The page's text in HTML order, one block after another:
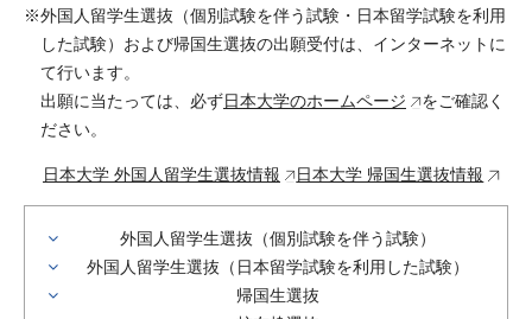
外国人留学生選抜（個別試験を伴う試験・日本留学試験を利用
した試験）および帰国生選抜の出願受付は、インターネットに
て行います。
出願に当たっては、必ず日本大学のホームページ
をご確認く
ださい。
日本大学 外国人留学生選抜情報 日本大学 帰国生選抜情報
外国人留学生選抜（個別試験を伴う試験）
外国人留学生選抜（日本留学試験を利用した試験）
帰国生選抜